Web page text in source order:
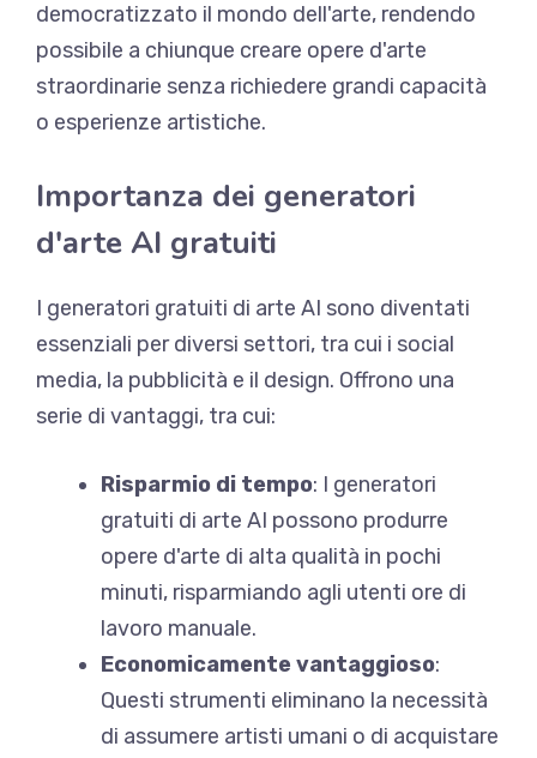
democratizzato il mondo dell'arte, rendendo
possibile a chiunque creare opere d'arte
straordinarie senza richiedere grandi capacità
o esperienze artistiche.
Importanza dei generatori
d'arte AI gratuiti
I generatori gratuiti di arte AI sono diventati
essenziali per diversi settori, tra cui i social
media, la pubblicità e il design. Offrono una
serie di vantaggi, tra cui:
Risparmio di tempo: I generatori
gratuiti di arte AI possono produrre
opere d'arte di alta qualità in pochi
minuti, risparmiando agli utenti ore di
lavoro manuale.
Economicamente vantaggioso:
Questi strumenti eliminano la necessità
di assumere artisti umani o di acquistare